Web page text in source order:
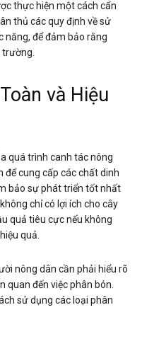
thực hiện một cách cẩn
thủ các quy định về sử
năng, để đảm bảo rằng
và Hiệu
quá trình canh tác nông
để cung cấp các chất dinh
bảo sự phát triển tốt nhất
chỉ có lợi ích cho cây
quả tiêu cực nếu không
quả.
nông dân cần phải hiểu rõ
quan đến việc phân bón.
sử dụng các loại phân